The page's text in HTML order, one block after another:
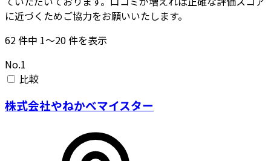
に近づくためご協力をお願いいたします。
62件中 1〜20件を表示
No.1
比較
株式会社やねかべマイスター